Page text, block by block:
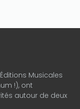
Musicales
!), ont
autour de deux